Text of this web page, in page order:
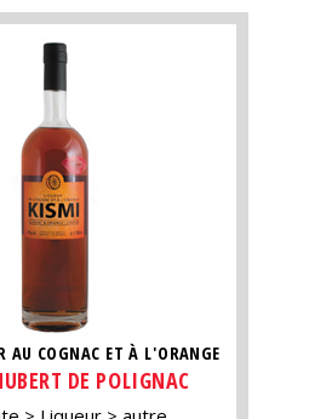
AU COGNAC ET À L'ORANGE
DE POLIGNAC